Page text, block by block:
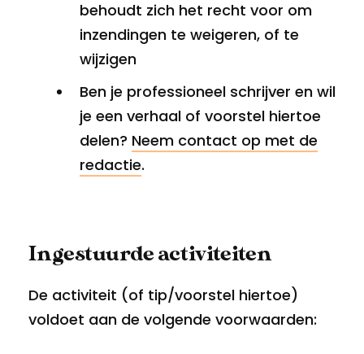
behoudt zich het recht voor om
inzendingen te weigeren, of te
wijzigen
Ben je professioneel schrijver en wil
je een verhaal of voorstel hiertoe
delen? Neem contact op met de
redactie.
Ingestuurde activiteiten
De activiteit (of tip/voorstel hiertoe)
voldoet aan de volgende voorwaarden: